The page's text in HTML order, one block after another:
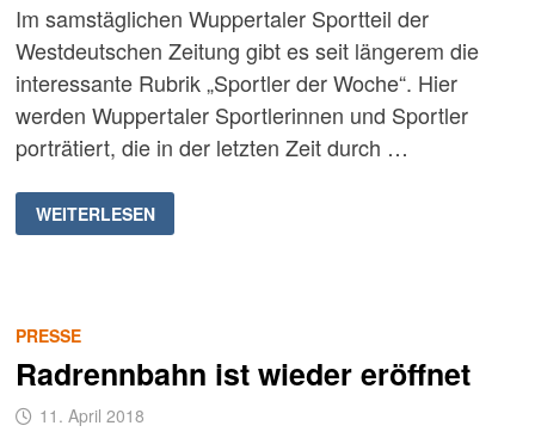
Im samstäglichen Wuppertaler Sportteil der
Westdeutschen Zeitung gibt es seit längerem die
interessante Rubrik „Sportler der Woche“. Hier
werden Wuppertaler Sportlerinnen und Sportler
porträtiert, die in der letzten Zeit durch …
SPORTLER
DER
WOCHE
WEITERLESEN
PRESSE
Radrennbahn ist wieder eröffnet
11. April 2018